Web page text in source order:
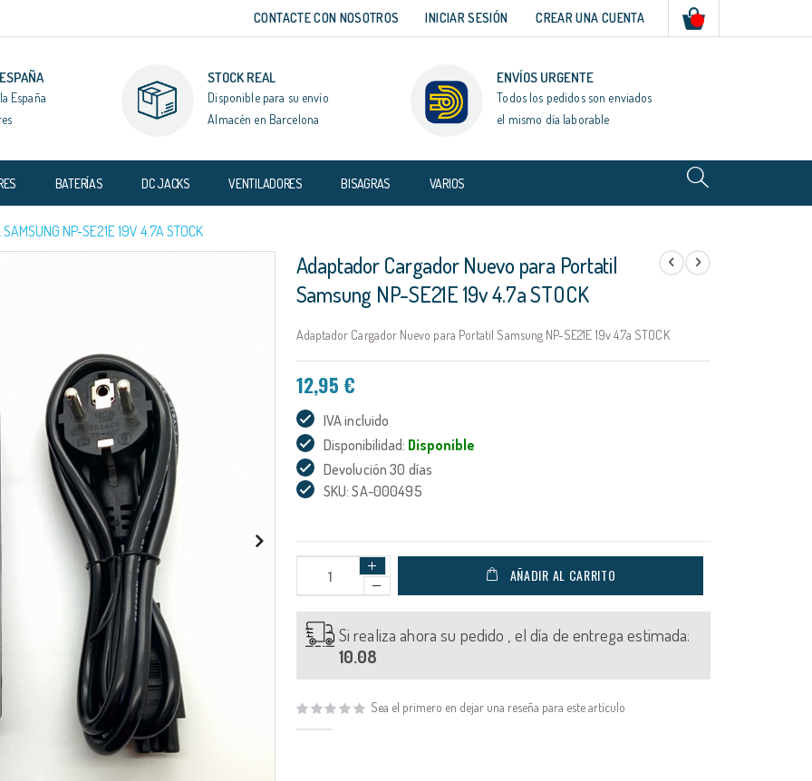
CONTACTE CON NOSOTROS INICIAR SESIÓN CREAR UNA CUENTA
España
STOCK REAL
Disponible para su envío
Almacén en Barcelona
ENVÍOS URGENTE
Todos los pedidos son enviados
el mismo día laborable
BATERÍAS DC JACKS VENTILADORES BISAGRAS VARIOS
NP-SE21E 19V 4.7A STOCK
Adaptador Cargador Nuevo para Portatil
Samsung NP-SE21E 19v 4.7a STOCK
Adaptador Cargador Nuevo para Portatil Samsung NP-SE21E 19v 4.7a STOCK
12,95 €
IVA incluido
Disponibilidad: Disponible
Devolución 30 días
SKU: SA-000495
AÑADIR AL CARRITO
Si realiza ahora su pedido , el día de entrega estimada:
10.08
Sea el primero en dejar una reseña para este artículo